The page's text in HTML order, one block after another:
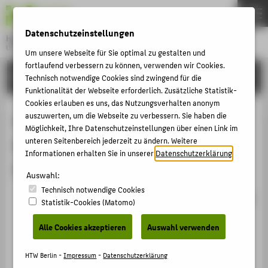
Hochschule für Technik und Wirtschaft Berlin
University of Applied Sciences
Menu
FORSCHUNG
Abgeschlossene Promotionen
betreut von Prof. Dr. Juliane
Siegeris
Network management with semantic descriptions for
interoperability on the Internet of Things
Betreute Promotion › 2021
dessen Ursachen und Auswirkungen auf die
THEMEN
HOCHSCHULE
CAMPUS
STUDIUM
LEHRE
KARRIERE
INTERNATIONAL
INFORMATIONEN FÜR
Datenschutzeinstellungen
Um unsere Webseite für Sie optimal zu gestalten und
fortlaufend verbessern zu können, verwenden wir Cookies.
Technisch notwendige Cookies sind zwingend für die
Funktionalität der Webseite erforderlich. Zusätzliche Statistik-
Cookies erlauben es uns, das Nutzungsverhalten anonym
auszuwerten, um die Webseite zu verbessern. Sie haben die
Möglichkeit, Ihre Datenschutzeinstellungen über einen Link im
unteren Seitenbereich jederzeit zu ändern. Weitere
Informationen erhalten Sie in unsererDatenschutzerklärung
Auswahl:
Technisch notwendige Cookies
Statistik-Cookies (Matomo)
Alle Cookies akzeptieren Auswahl verwenden
HTW Berlin -Impressum- Datenschutzerklärung